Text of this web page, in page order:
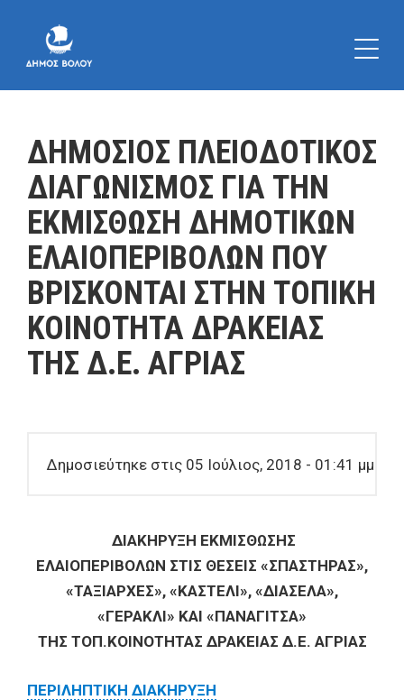
ΔΗΜΟΣΙΟΣ ΠΛΕΙΟΔΟΤΙΚΟΣ
ΔΙΑΓΩΝΙΣΜΟΣ ΓΙΑ ΤΗΝ
ΕΚΜΙΣΘΩΣΗ ΔΗΜΟΤΙΚΩΝ
ΕΛΑΙΟΠΕΡΙΒΟΛΩΝ ΠΟΥ
ΒΡΙΣΚΟΝΤΑΙ ΣΤΗΝ ΤΟΠΙΚΗ
ΚΟΙΝΟΤΗΤΑ ΔΡΑΚΕΙΑΣ
ΤΗΣ Δ.Ε. ΑΓΡΙΑΣ
Δημοσιεύτηκε στις 05 Ιούλιος, 2018 - 01:41 μμ
ΔΙΑΚΗΡΥΞΗ ΕΚΜΙΣΘΩΣΗΣ
ΕΛΑΙΟΠΕΡΙΒΟΛΩΝ ΣΤΙΣ ΘΕΣΕΙΣ «ΣΠΑΣΤΗΡΑΣ»,
«ΤΑΞΙΑΡΧΕΣ», «ΚΑΣΤΕΛΙ», «ΔΙΑΣΕΛΑ»,
«ΓΕΡΑΚΛΙ» ΚΑΙ «ΠΑΝΑΓΙΤΣΑ»
ΤΗΣ ΤΟΠ.ΚΟΙΝΟΤΗΤΑΣ ΔΡΑΚΕΙΑΣ Δ.Ε. ΑΓΡΙΑΣ
ΠΕΡΙΛΗΠΤΙΚΗ ΔΙΑΚΗΡΥΞΗ